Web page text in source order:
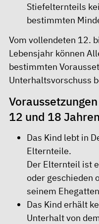
Stiefelternteils
bestimmten
Vom vollendeten 12.
Lebensjahr können
bestimmten
Unterhaltsvorschuss
12 und 18
Das Kind lebt in
Elternteile.
Der Elternteil ist
oder geschieden
seinem
Das Kind erhält
Unterhalt von